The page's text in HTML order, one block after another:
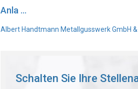
Anla ...
Albert Handtmann Metallgusswerk GmbH &
Schalten Sie Ihre